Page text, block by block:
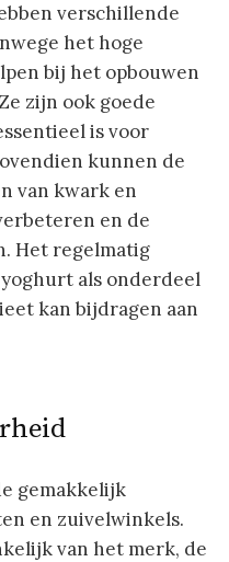
verschillende
het hoge
bij het opbouwen
zijn ook goede
is voor
kunnen de
van kwark en
en de
Het regelmatig
als onderdeel
kan bijdragen aan
gemakkelijk
en zuivelwinkels.
van het merk, de